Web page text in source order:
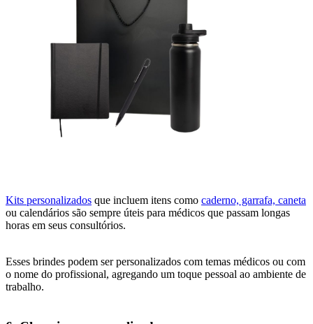
Kits personalizados que incluem itens como caderno, garrafa, caneta
ou calendários são sempre úteis para médicos que passam longas
horas em seus consultórios.
Esses brindes podem ser personalizados com temas médicos ou com
o nome do profissional, agregando um toque pessoal ao ambiente de
trabalho.